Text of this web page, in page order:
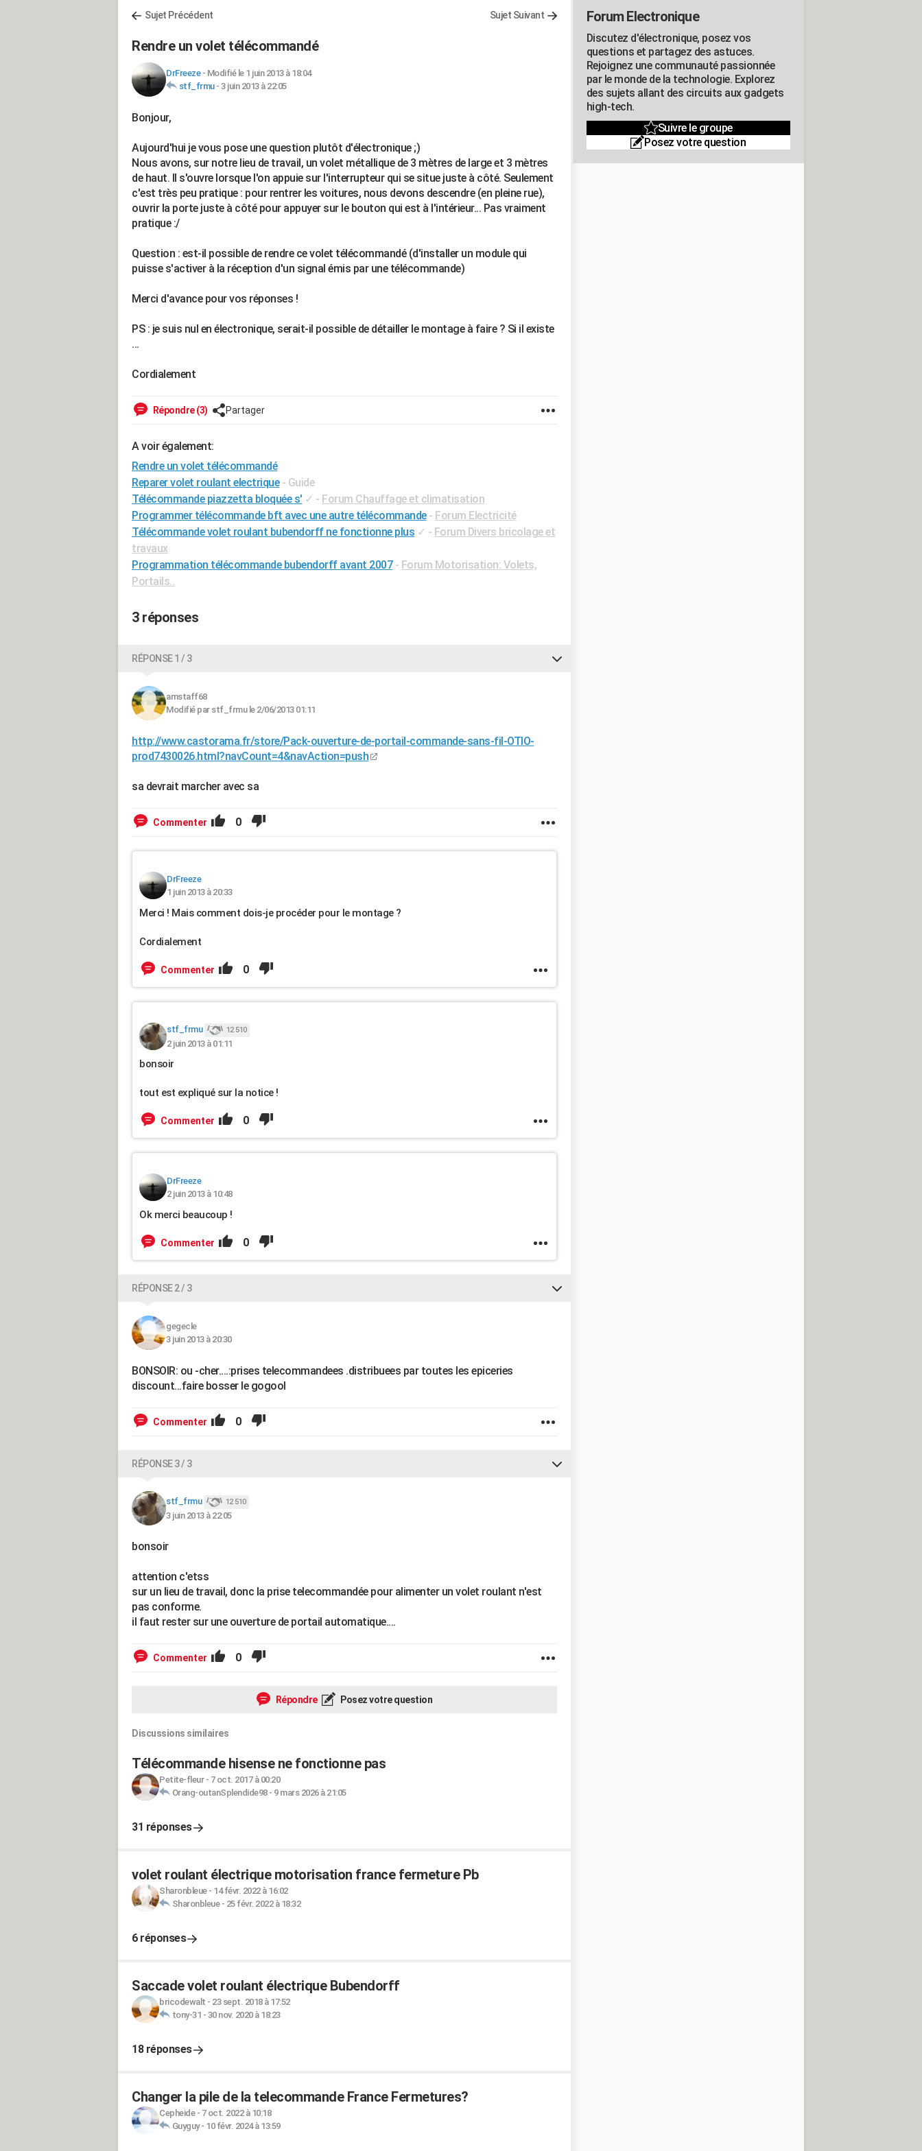
Sujet Précédent Sujet Suivant
Rendre un volet télécommandé
DrFreeze- Modifié le 1 juin 2013 à 18:04
stf_frmu- 3 juin 2013 à 22:05
Bonjour,
Aujourd'hui je vous pose une question plutôt d'électronique ;)
Nous avons, sur notre lieu de travail, un volet métallique de 3 mètres de large et 3 mètres
de haut. Il s'ouvre lorsque l'on appuie sur l'interrupteur qui se situe juste à côté. Seulement
c'est très peu pratique : pour rentrer les voitures, nous devons descendre (en pleine rue),
ouvrir la porte juste à côté pour appuyer sur le bouton qui est à l'intérieur... Pas vraiment
pratique :/
Question : est-il possible de rendre ce volet télécommandé (d'installer un module qui
puisse s'activer à la réception d'un signal émis par une télécommande)
Merci d'avance pour vos réponses !
PS : je suis nul en électronique, serait-il possible de détailler le montage à faire ? Si il existe
...
Cordialement
Répondre (3) Partager
A voir également:
Rendre un volet télécommandé
Reparer volet roulant electrique - Guide
Télécommande piazzetta bloquée s' ✓ - Forum Chauffage et climatisation
Programmer télécommande bft avec une autre télécommande - Forum Electricité
Télécommande volet roulant bubendorff ne fonctionne plus ✓ - Forum Divers bricolage et
travaux
Programmation télécommande bubendorff avant 2007 - Forum Motorisation: Volets,
Portails..
3 réponses
RÉPONSE 1 / 3
amstaff68
Modifié par stf_frmu le 2/06/2013 01:11
http://www.castorama.fr/store/Pack-ouverture-de-portail-commande-sans-fil-OTIO-
prod7430026.html?navCount=4&navAction=push
sa devrait marcher avec sa
Commenter 0
DrFreeze
1 juin 2013 à 20:33
Merci ! Mais comment dois-je procéder pour le montage ?
Cordialement
Commenter 0
stf_frmu 12 510
2 juin 2013 à 01:11
bonsoir
tout est expliqué sur la notice !
Commenter 0
DrFreeze
2 juin 2013 à 10:48
Ok merci beaucoup !
Commenter 0
RÉPONSE 2 / 3
gegecle
3 juin 2013 à 20:30
BONSOIR: ou -cher....:prises telecommandees .distribuees par toutes les epiceries
discount...faire bosser le gogool
Commenter 0
RÉPONSE 3 / 3
stf_frmu 12 510
3 juin 2013 à 22:05
bonsoir
attention c'etss
sur un lieu de travail, donc la prise telecommandée pour alimenter un volet roulant n'est
pas conforme.
il faut rester sur une ouverture de portail automatique....
Commenter 0
Répondre Posez votre question
Discussions similaires
Télécommande hisense ne fonctionne pas
Petite-fleur- 7 oct. 2017 à 00:20
Orang-outanSplendide98- 9 mars 2026 à 21:05
31 réponses
volet roulant électrique motorisation france fermeture Pb
Sharonbleue- 14 févr. 2022 à 16:02
Sharonbleue- 25 févr. 2022 à 18:32
6 réponses
Saccade volet roulant électrique Bubendorff
bricodewalt - 23 sept. 2018 à 17:52
tony-31 - 30 nov. 2020 à 18:23
18 réponses
Changer la pile de la telecommande France Fermetures?
Cepheide- 7 oct. 2022 à 10:18
Guyguy- 10 févr. 2024 à 13:59
Forum Electronique
Discutez d'électronique, posez vos
questions et partagez des astuces.
Rejoignez une communauté passionnée
par le monde de la technologie. Explorez
des sujets allant des circuits aux gadgets
high-tech.
Suivre le groupe
Posez votre question